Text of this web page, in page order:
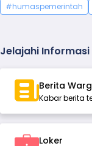
#humaspemerintah
Jelajahi Informasi
Berita
Kabar berita
Loker